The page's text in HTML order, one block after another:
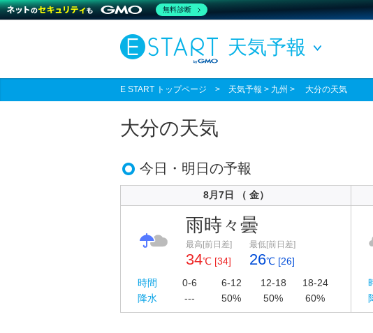
天気予報
E START トップページ > 天気予報 > 九州 > 大分の天気
大分の天気
今日・明日の予報
8月7日 （ 金）
雨時々曇
最高[前日差]
34℃ [34]
最低[前日差]
26℃ [26]
時間
0-6 6-12 12-18
18-24
降水
--- 50% 50% 60%
無料診断